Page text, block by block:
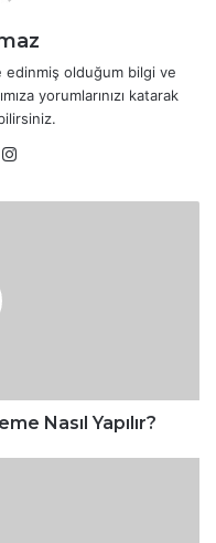
edinmiş olduğum bilgi ve
yorumlarınızı katarak
X
ra
Nasıl Yapılır?